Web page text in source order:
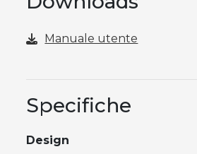
Manuale utente
Specifiche
Design